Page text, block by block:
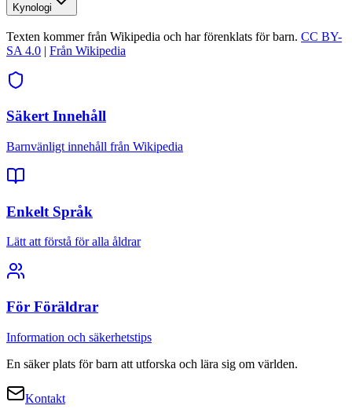
Kynologi
Texten kommer från Wikipedia och har förenklats för barn. CC BY-
SA 4.0 | Från Wikipedia
Säkert Innehåll
Barnvänligt innehåll från Wikipedia
Enkelt Språk
Lätt att förstå för alla åldrar
För Föräldrar
Information och säkerhetstips
En säker plats för barn att utforska och lära sig om världen.
Kontakt